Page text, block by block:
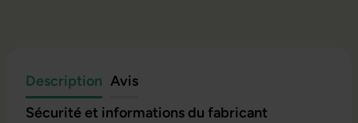
Description Avis
Sécurité et informations du fabricant